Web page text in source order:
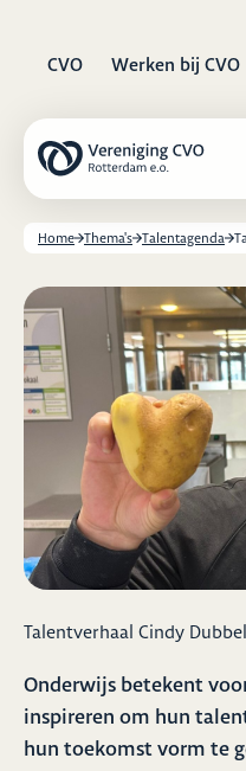
CVO Werken bij CVO
Home Thema's Talentagenda
Talentverhaal Cindy
Onderwijs betekent
inspireren om hun
hun toekomst vorm te